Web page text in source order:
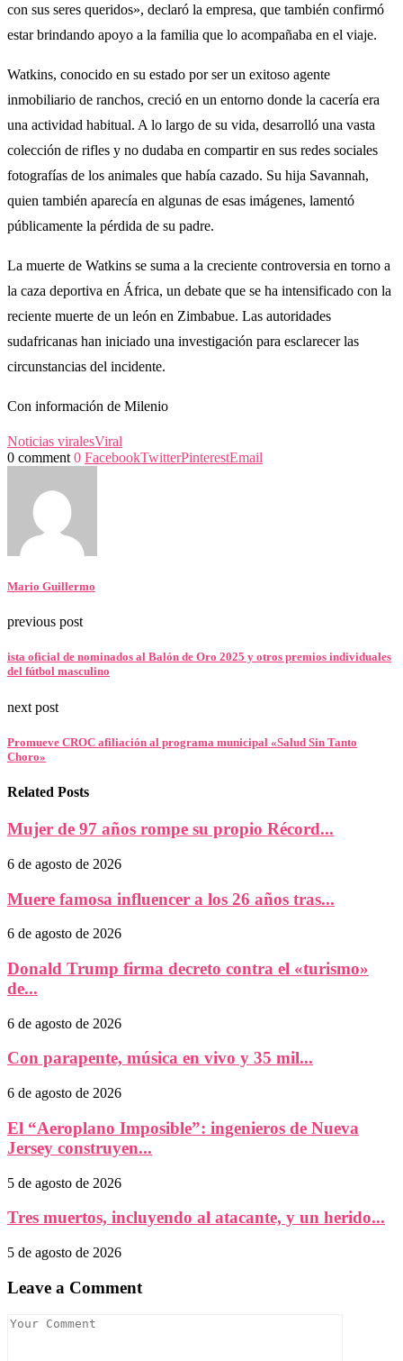
con sus seres queridos», declaró la empresa, que también confirmó
estar brindando apoyo a la familia que lo acompañaba en el viaje.
Watkins, conocido en su estado por ser un exitoso agente
inmobiliario de ranchos, creció en un entorno donde la cacería era
una actividad habitual. A lo largo de su vida, desarrolló una vasta
colección de rifles y no dudaba en compartir en sus redes sociales
fotografías de los animales que había cazado. Su hija Savannah,
quien también aparecía en algunas de esas imágenes, lamentó
públicamente la pérdida de su padre.
La muerte de Watkins se suma a la creciente controversia en torno a
la caza deportiva en África, un debate que se ha intensificado con la
reciente muerte de un león en Zimbabue. Las autoridades
sudafricanas han iniciado una investigación para esclarecer las
circunstancias del incidente.
Con información de Milenio
Noticias viralesViral
0 comment 0 FacebookTwitterPinterestEmail
Mario Guillermo
previous post
ista oficial de nominados al Balón de Oro 2025 y otros premios individuales
del fútbol masculino
next post
Promueve CROC afiliación al programa municipal «Salud Sin Tanto
Choro»
Related Posts
Mujer de 97 años rompe su propio Récord...
6 de agosto de 2026
Muere famosa influencer a los 26 años tras...
6 de agosto de 2026
Donald Trump firma decreto contra el «turismo»
de...
6 de agosto de 2026
Con parapente, música en vivo y 35 mil...
6 de agosto de 2026
El “Aeroplano Imposible”: ingenieros de Nueva
Jersey construyen...
5 de agosto de 2026
Tres muertos, incluyendo al atacante, y un herido...
5 de agosto de 2026
Leave a Comment